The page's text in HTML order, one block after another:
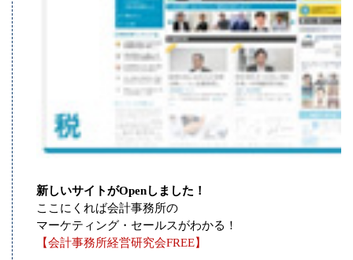
新しいサイトがOpenしました！
ここにくれば会計事務所の
マーケティング・セールスがわかる！
【会計事務所経営研究会FREE】